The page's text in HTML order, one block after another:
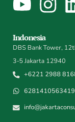
Indonesia
DBS Bank Tower,
3-5 Jakarta 12940
+6221 2988
6281410563419